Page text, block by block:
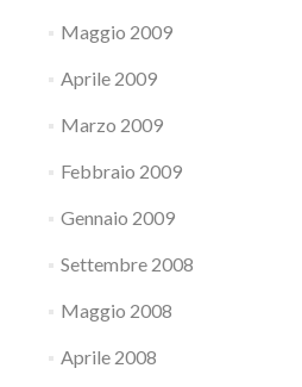
Maggio 2009
Aprile 2009
Marzo 2009
Febbraio 2009
Gennaio 2009
Settembre 2008
Maggio 2008
Aprile 2008